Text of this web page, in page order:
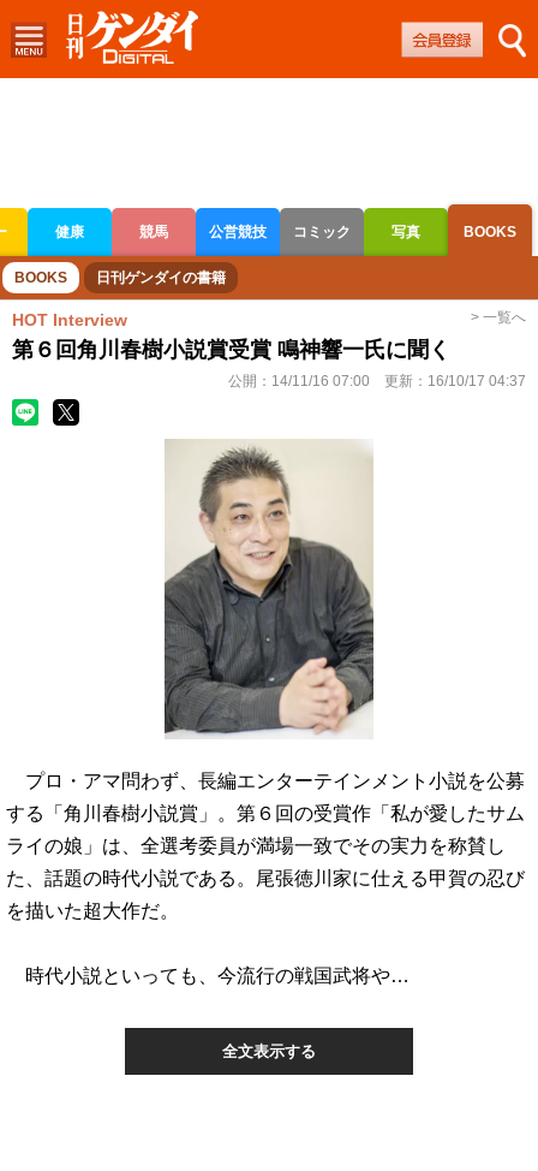
健康 競馬 公営競技 コミック 写真 BOOKS
ボートレース 競輪 オートレース
BOOKS 日刊ゲンダイの書籍
HOT Interview > 一覧へ
第６回角川春樹小説賞受賞 鳴神響一氏に聞く
公開： 14/11/16 07:00 更新： 16/10/17 04:37
プロ・アマ問わず、長編エンターテインメント小説を公募
する「角川春樹小説賞」。第６回の受賞作「私が愛したサム
ライの娘」は、全選考委員が満場一致でその実力を称賛し
た、話題の時代小説である。尾張徳川家に仕える甲賀の忍び
を描いた超大作だ。
時代小説といっても、今流行の戦国武将や…
全文表示する